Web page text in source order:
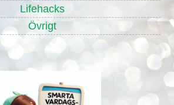
Lifehacks
Övrigt